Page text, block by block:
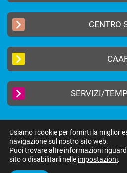
CENTRO
SERVIZI/
2019 © FEDERAZIONE AUTONOMA
Cookie Policy
Usiamo i cookie per fornirti la miglior
navigazione sul nostro sito web.
Puoi trovare altre informazioni
sito o disabilitarli nelle impostazioni.